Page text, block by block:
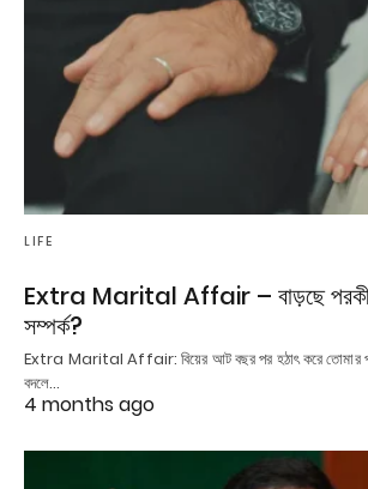
LIFE
Extra Marital Affair – বাড়ছে
সম্পর্ক?
Extra Marital Affair: বিয়ের আট বছর পর হঠাৎ করে তোমার
বদলে…
4 months ago